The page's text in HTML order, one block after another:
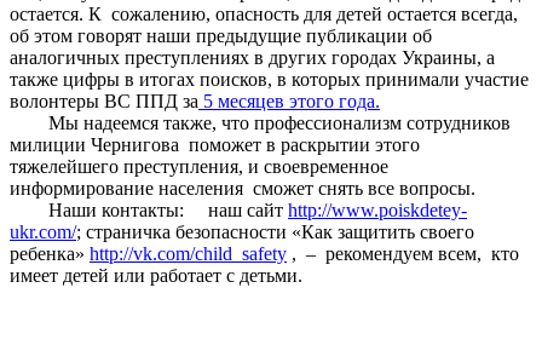
остается. К сожалению, опасность для детей остается всегда,
об этом говорят наши предыдущие публикации об
аналогичных преступлениях в других городах Украины, а
также цифры в итогах поисков, в которых принимали участие
волонтеры ВС ППД за 5 месяцев этого года.
Мы надеемся также, что профессионализм сотрудников
милиции Чернигова поможет в раскрытии этого
тяжелейшего преступления, и своевременное
информирование населения сможет снять все вопросы.
Наши контакты: наш сайт http://www.poiskdetey-
ukr.com/; страничка безопасности «Как защитить своего
ребенка» http://vk.com/child_safety , – рекомендуем всем, кто
имеет детей или работает с детьми.